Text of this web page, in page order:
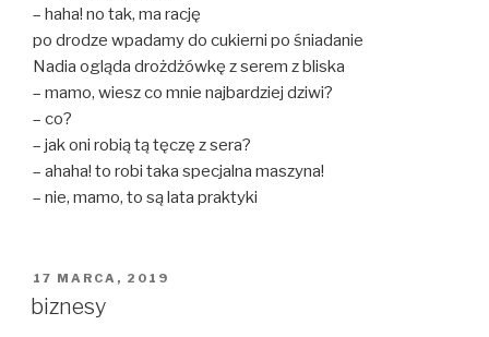
– haha! no tak, ma rację
po drodze wpadamy do cukierni po śniadanie
Nadia ogląda drożdżówkę z serem z bliska
– mamo, wiesz co mnie najbardziej dziwi?
– co?
– jak oni robią tą tęczę z sera?
– ahaha! to robi taka specjalna maszyna!
– nie, mamo, to są lata praktyki
OPUBLIKOWANE
W
17 MARCA, 2019
biznesy